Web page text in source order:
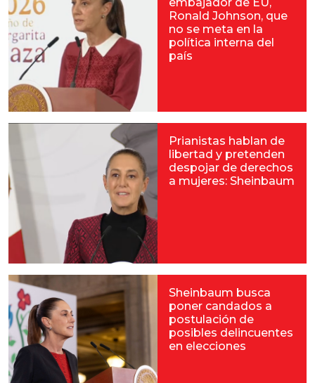
Ronald Johnson, que
no se meta en la
política interna del
país
Prianistas hablan de
libertad y pretenden
despojar de derechos
a mujeres: Sheinbaum
Sheinbaum busca
poner candados a
postulación de
posibles delincuentes
en elecciones